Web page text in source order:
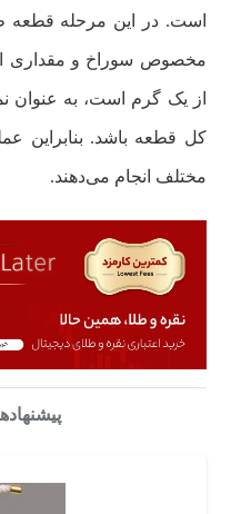
است. در این مرحله قطعه
مخصوص سوراخ و مقداری از
از یک گرم است، به عنوان
کل قطعه باشد. بنابراین
مختلف انجام می‌دهند.